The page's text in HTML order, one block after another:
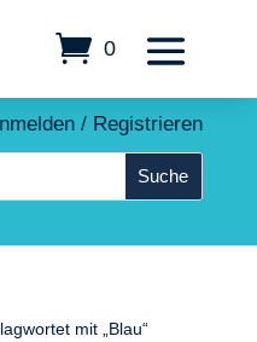
0
/ Registrieren
mit „Blau“